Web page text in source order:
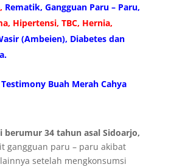
Rematik, Gangguan Paru – Paru,
Hipertensi, TBC, Hernia,
(Ambeien), Diabetes dan
Buah Merah Cahya
berumur 34 tahun asal Sidoarjo,
gangguan paru – paru akibat
setelah mengkonsumsi